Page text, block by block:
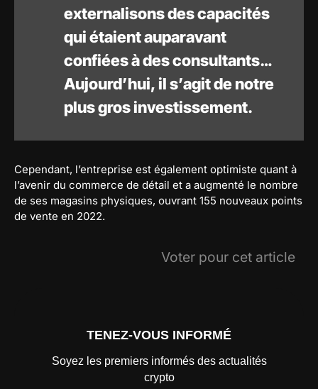
externalisons des capacités
qui étaient auparavant
confiées à des consultants…
Aujourd’hui, il s’agit de notre
plus gros investissement.
Cependant, l’entreprise est également optimiste quant à
l’avenir du commerce de détail et a augmenté le nombre
de ses magasins physiques, ouvrant 155 nouveaux points
de vente en 2022.
Voter pour cet article
TENEZ-VOUS INFORMÉ
Soyez les premiers informés des actualités
crypto